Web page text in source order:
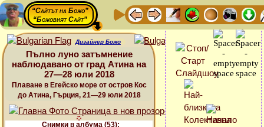
“Сайтът на Божо”
“Божовият Сайт”
Дизайнер Божо
Пълно луно затъмнение
наблюдавано от град Атина на
27—28 юли 2018
Плаване в Егейско море от остров Кос
до Атина, Гърция, 21—29 юли 2018
Снимки в албума (53):